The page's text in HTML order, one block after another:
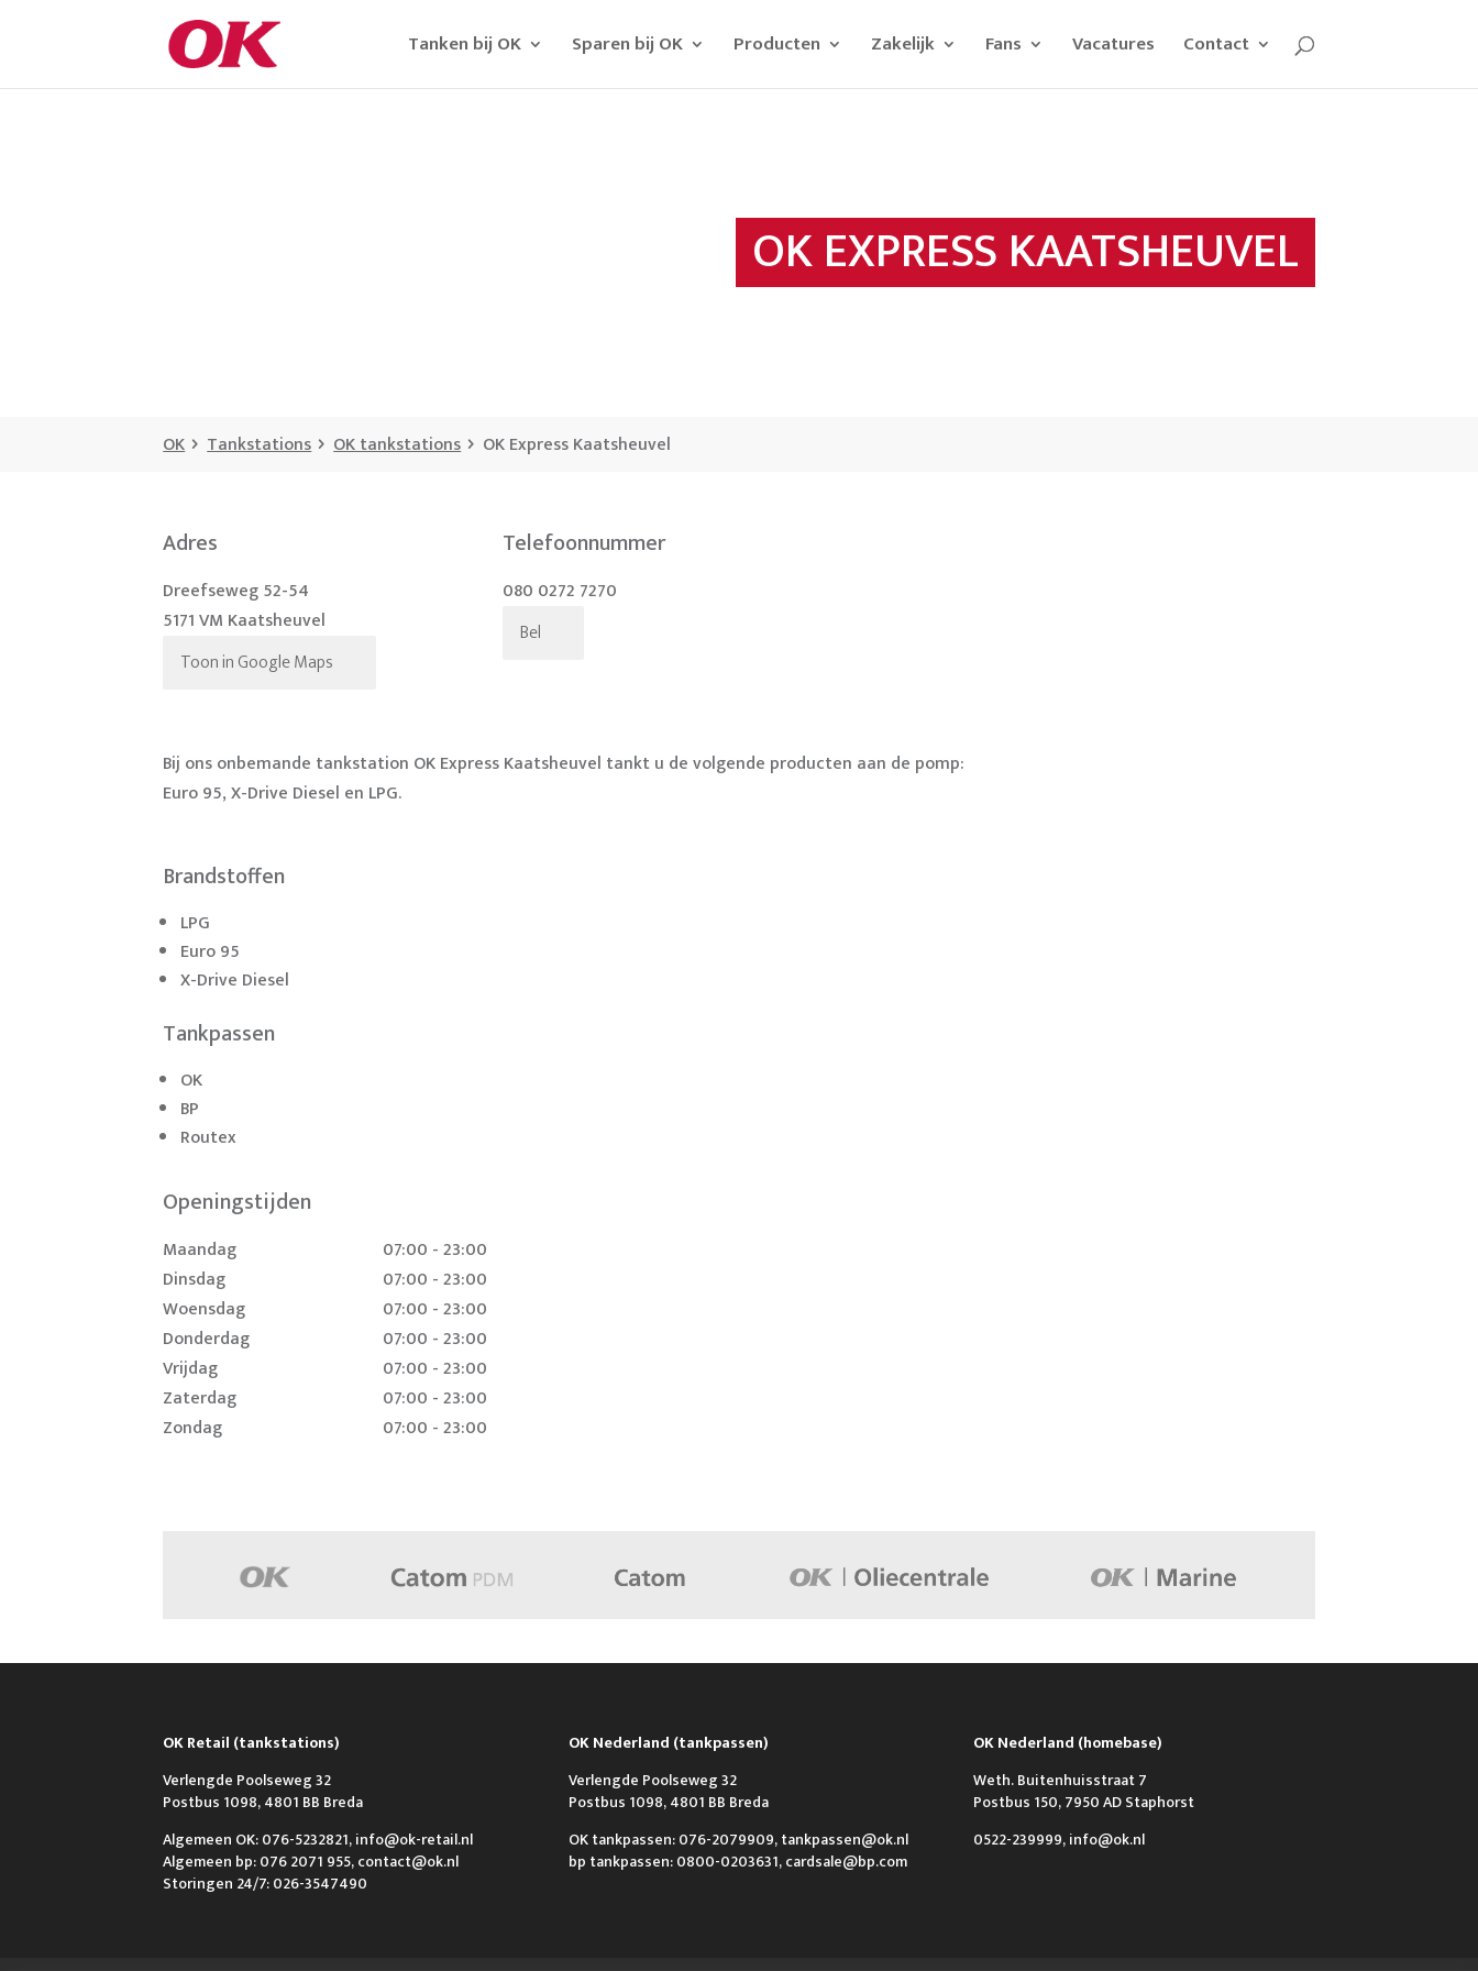
Tanken bij OK Sparen bij OK Producten Zakelijk Fans Vacatures Contact
OK EXPRESS KAATSHEUVEL
OK Tankstations OK tankstations OK Express Kaatsheuvel
Adres
Dreefseweg 52-54
5171 VM Kaatsheuvel
Toon in Google Maps
Telefoonnummer
080 0272 7270
Bel
Bij ons onbemande tankstation OK Express Kaatsheuvel tankt u de volgende producten aan de pomp:
Euro 95, X-Drive Diesel en LPG.
Brandstoffen
LPG
Euro 95
X-Drive Diesel
Tankpassen
OK
BP
Routex
Openingstijden
Maandag
07:00 - 23:00
Dinsdag
07:00 - 23:00
Woensdag
07:00 - 23:00
Donderdag
07:00 - 23:00
Vrijdag
07:00 - 23:00
Zaterdag
07:00 - 23:00
Zondag
07:00 - 23:00
OK Retail (tankstations)
Verlengde Poolseweg 32
Postbus 1098, 4801 BB Breda
Algemeen OK: 076-5232821, info@ok-retail.nl
Algemeen bp: 076 2071 955, contact@ok.nl
Storingen 24/7: 026-3547490
OK Nederland (tankpassen)
Verlengde Poolseweg 32
Postbus 1098, 4801 BB Breda
OK tankpassen: 076-2079909, tankpassen@ok.nl
bp tankpassen: 0800-0203631, cardsale@bp.com
OK Nederland (homebase)
Weth. Buitenhuisstraat 7
Postbus 150, 7950 AD Staphorst
0522-239999, info@ok.nl